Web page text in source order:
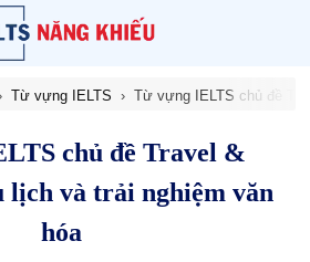
Từ vựng IELTS Từ vựng IELTS chủ đề
chủ đề Travel &
lịch và trải nghiệm văn
hóa